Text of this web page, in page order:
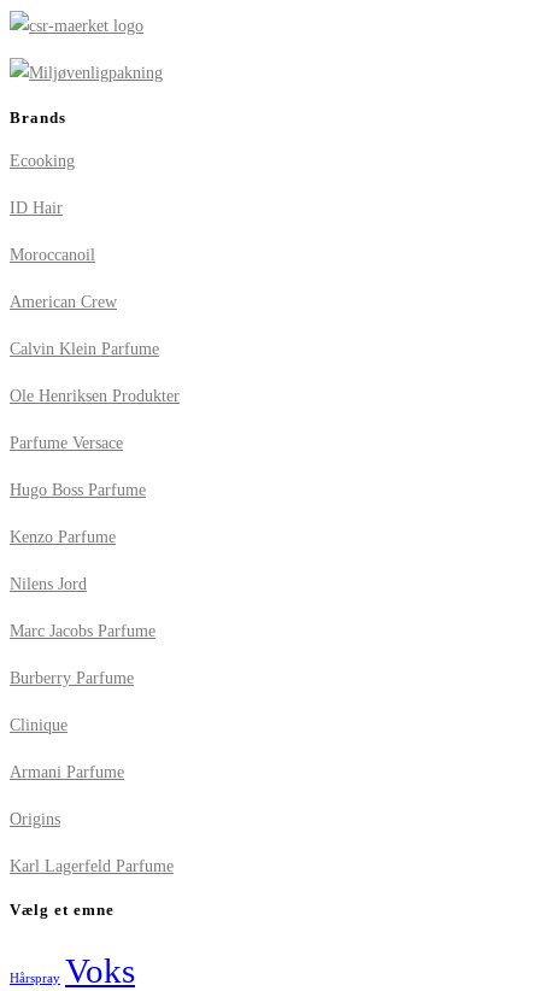
Brands
Ecooking
ID Hair
Moroccanoil
American Crew
Calvin Klein Parfume
Ole Henriksen Produkter
Parfume Versace
Hugo Boss Parfume
Kenzo Parfume
Nilens Jord
Marc Jacobs Parfume
Burberry Parfume
Clinique
Armani Parfume
Origins
Karl Lagerfeld Parfume
Vælg et emne
Hårspray Voks